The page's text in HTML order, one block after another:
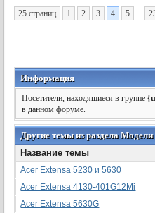
25 страниц 1 2 3 4 5 ...
Информация
Посетители, находящиеся в группе
в данном форуме.
Другие темы из раздела
Название темы
Acer Extensa 5230 и 5630
Acer Extensa 4130-401G12Mi
Acer Extensa 5630G